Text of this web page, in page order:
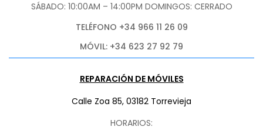
SÁBADO: 10:00AM – 14:00PM DOMINGOS: CERRADO
TELÉFONO +34 966 11 26 09
MÓVIL: +34 623 27 92 79
REPARACIÓN DE MÓVILES
Calle Zoa 85, 03182 Torrevieja
HORARIOS: